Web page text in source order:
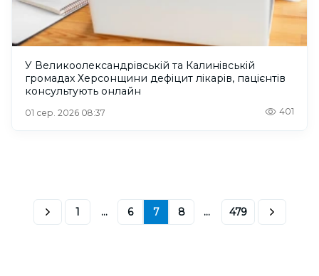
У Великоолександрівській та Калинівській
громадах Херсонщини дефіцит лікарів, пацієнтів
консультують онлайн
01 сер. 2026 08:37 401
1 ... 6 7 8 ... 479